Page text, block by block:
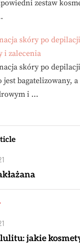
zestaw
skóry po
i zalecenia
skóry po
bagatelizowany, a
i …
jakie